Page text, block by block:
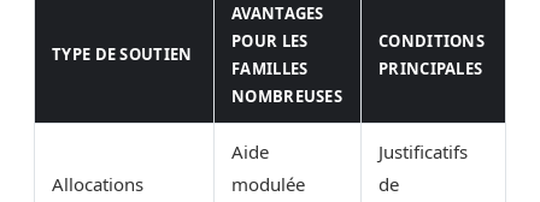
TYPE DE SOUTIEN
AVANTAGES
POUR LES
FAMILLES
NOMBREUSES
CONDITIONS
PRINCIPALES
Allocations
Aide
modulée
Justificatifs
de